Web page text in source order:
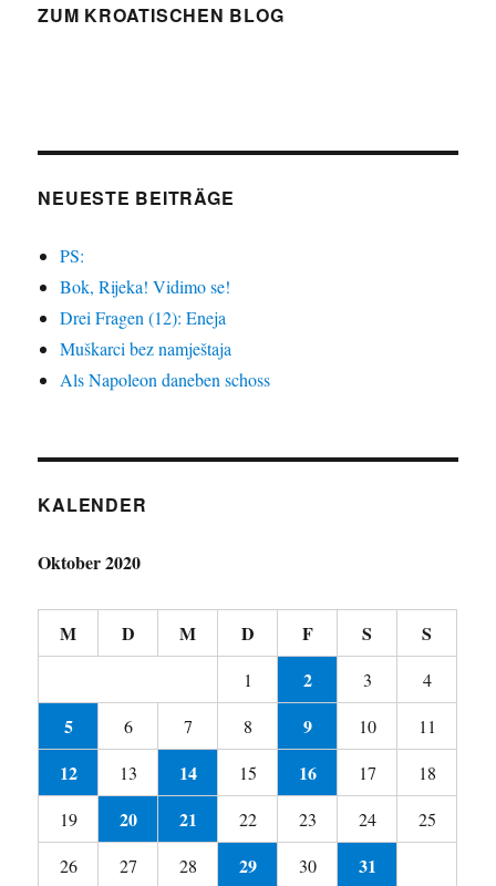
ZUM KROATISCHEN BLOG
NEUESTE BEITRÄGE
PS:
Bok, Rijeka! Vidimo se!
Drei Fragen (12): Eneja
Muškarci bez namještaja
Als Napoleon daneben schoss
KALENDER
Oktober 2020
M D M D F S S
1 2 3 4
5 6 7 8 9 10 11
12 13 14 15 16 17
18
19
20 21 22 23 24
25
26
27 28 29 30 31